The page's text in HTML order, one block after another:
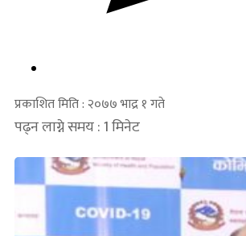
प्रकाशित मिति : २०७७ भाद्र १ गते
पढ्न लाग्ने समय : 1 मिनेट